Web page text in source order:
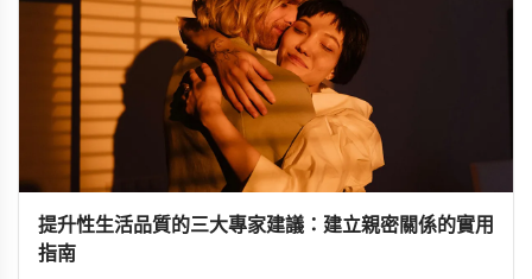
提升性生活品質的三大專家建議：建立親密關係的實用
指南